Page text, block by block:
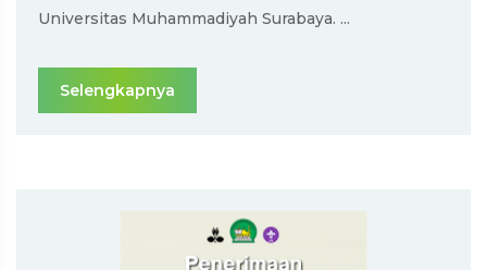
Universitas Muhammadiyah Surabaya. ...
Selengkapnya